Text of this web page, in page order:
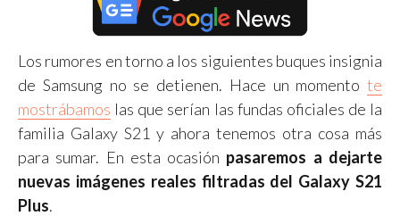
Los rumores en torno a los siguientes buques insignia
de Samsung no se detienen. Hace un momento te
mostrábamos las que serían las fundas oficiales de la
familia Galaxy S21 y ahora tenemos otra cosa más
para sumar. En esta ocasión pasaremos a dejarte
nuevas imágenes reales filtradas del Galaxy S21
Plus.